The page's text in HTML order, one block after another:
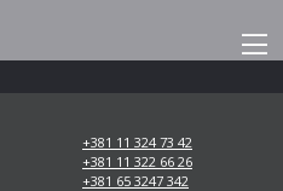
+381 11 324 73 42
+381 11 322 66 26
+381 65 3247 342